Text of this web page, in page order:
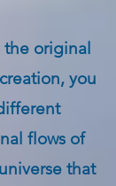
the original
you
flows of
that